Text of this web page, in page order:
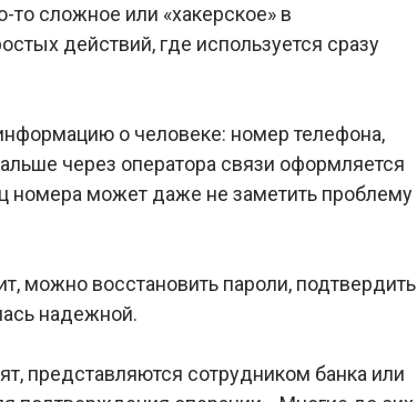
то сложное или «хакерское» в
действий, где используется сразу
о человеке: номер телефона,
через оператора связи оформляется
номера может даже не заметить проблему
можно восстановить пароли, подтвердить
надежной.
представляются сотрудником банка или